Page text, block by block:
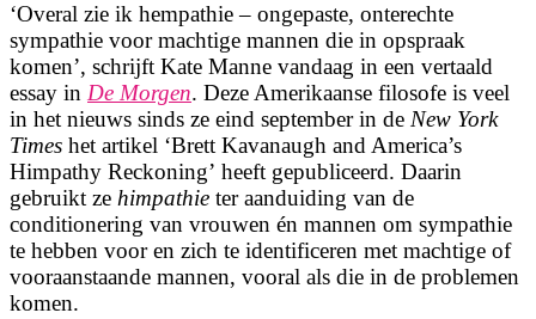
‘Overal zie ik hempathie – ongepaste, onterechte
sympathie voor machtige mannen die in opspraak
komen’, schrijft Kate Manne vandaag in een vertaald
essay in De Morgen. Deze Amerikaanse filosofe is veel
in het nieuws sinds ze eind september in de New York
Times het artikel ‘Brett Kavanaugh and America’s
Himpathy Reckoning’ heeft gepubliceerd. Daarin
gebruikt ze himpathie ter aanduiding van de
conditionering van vrouwen én mannen om sympathie
te hebben voor en zich te identificeren met machtige of
vooraanstaande mannen, vooral als die in de problemen
komen.